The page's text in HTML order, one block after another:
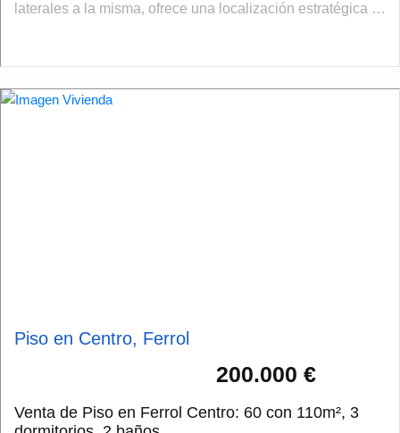
laterales a la misma, ofrece una localización estratégica y
Piso en Centro, Ferrol
200.000 €
Venta de Piso en Ferrol Centro: 60 con 110m², 3